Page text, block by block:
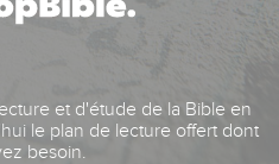
et d'étude de la Bible en
le plan de lecture offert dont
besoin.